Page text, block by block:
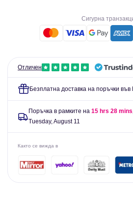
Чисти
CAPS
капсулации
Сигурна
Отличен
Безплатна доставка на поръчки
Поръчка в рамките на 15 hrs 28 mins
Tuesday, August 11
Както се вижда в